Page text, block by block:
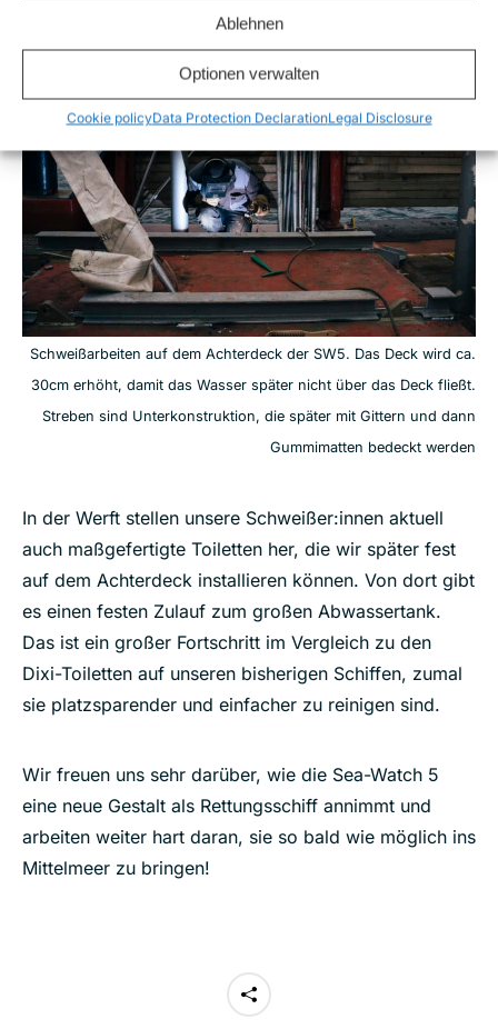
Ablehnen
Optionen verwalten
Cookie policyData Protection DeclarationLegal Disclosure
Schweißarbeiten auf dem Achterdeck der SW5. Das Deck wird ca.
30cm erhöht, damit das Wasser später nicht über das Deck fließt.
Streben sind Unterkonstruktion, die später mit Gittern und dann
Gummimatten bedeckt werden
In der Werft stellen unsere Schweißer:innen aktuell
auch maßgefertigte Toiletten her, die wir später fest
auf dem Achterdeck installieren können. Von dort gibt
es einen festen Zulauf zum großen Abwassertank.
Das ist ein großer Fortschritt im Vergleich zu den
Dixi-Toiletten auf unseren bisherigen Schiffen, zumal
sie platzsparender und einfacher zu reinigen sind.
Wir freuen uns sehr darüber, wie die Sea-Watch 5
eine neue Gestalt als Rettungsschiff annimmt und
arbeiten weiter hart daran, sie so bald wie möglich ins
Mittelmeer zu bringen!